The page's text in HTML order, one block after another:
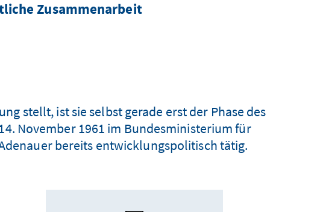
Zusammenarbeit
stellt, ist sie selbst gerade erst der Phase des
November 1961 im Bundesministerium für
bereits entwicklungspolitisch tätig.